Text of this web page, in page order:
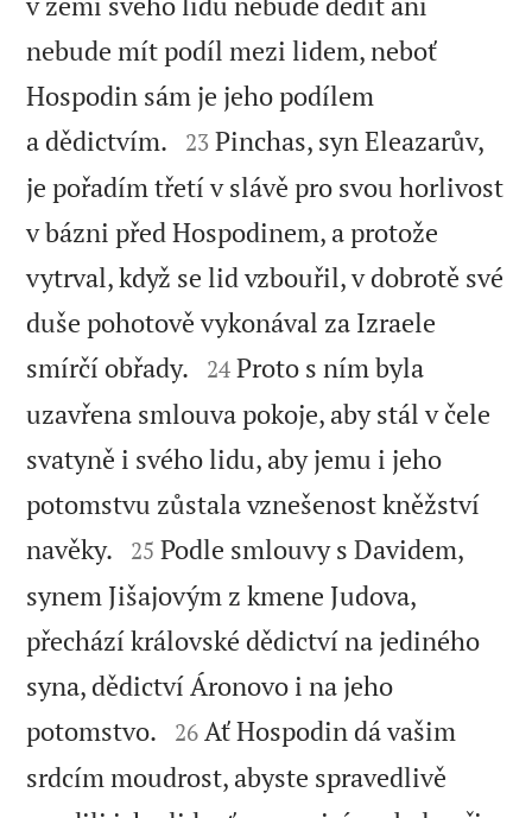
nebude mít podíl mezi lidem, neboť
Hospodin sám je jeho podílem
a dědictvím. 

23 Pinchas, syn Eleazarův,
je pořadím třetí v slávě pro svou horlivost
v bázni před Hospodinem, a protože
vytrval, když se lid vzbouřil, v dobrotě své
duše pohotově vykonával za Izraele
smírčí obřady. 

24 Proto s ním byla
uzavřena smlouva pokoje, aby stál v čele
svatyně i svého lidu, aby jemu i jeho
potomstvu zůstala vznešenost kněžství
navěky. 

25 Podle smlouvy s Davidem,
synem Jišajovým z kmene Judova,
přechází královské dědictví na jediného
syna, dědictví Áronovo i na jeho
potomstvo. 

26 Ať Hospodin dá vašim
srdcím moudrost, abyste spravedlivě